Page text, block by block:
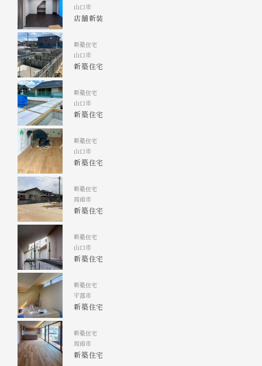
山口市
店舗新装
新築住宅
山口市
新築住宅
新築住宅
山口市
新築住宅
新築住宅
山口市
新築住宅
新築住宅
周南市
新築住宅
新築住宅
山口市
新築住宅
新築住宅
宇部市
新築住宅
新築住宅
周南市
新築住宅